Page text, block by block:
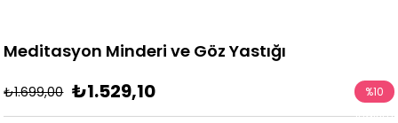
Meditasyon Minderi ve Göz Yastığı
₺1.699,00 ₺1.529,10 %10
İndirim